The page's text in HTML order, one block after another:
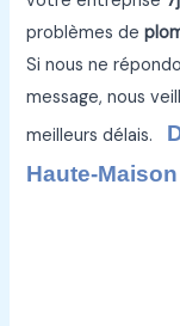
problèmes de
Si nous ne
message, nous
meilleurs délais.
Haute-Maison